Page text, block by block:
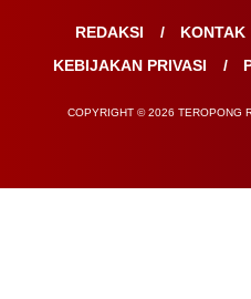
REDAKSI KONTAK
KEBIJAKAN PRIVASI
COPYRIGHT © 2026 TEROPONG